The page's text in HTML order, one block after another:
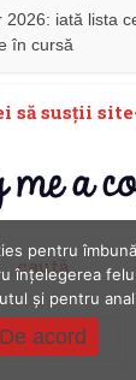
2026: iată lista
în cursă
să susţii
caută
pentru
înțelegerea
și pentru
De acord